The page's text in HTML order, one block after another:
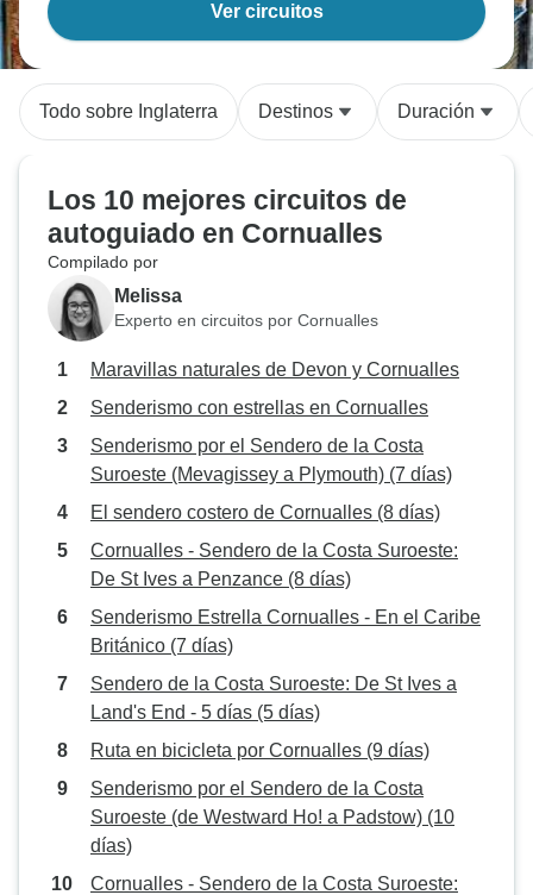
Ver circuitos
Todo sobre Inglaterra Destinos Duración
Los 10 mejores circuitos de
autoguiado en Cornualles
Compilado por
Melissa
Experto en circuitos por Cornualles
Maravillas naturales de Devon y Cornualles
Senderismo con estrellas en Cornualles
Senderismo por el Sendero de la Costa
Suroeste (Mevagissey a Plymouth) (7 días)
El sendero costero de Cornualles (8 días)
Cornualles - Sendero de la Costa Suroeste:
De St Ives a Penzance (8 días)
Senderismo Estrella Cornualles - En el Caribe
Británico (7 días)
Sendero de la Costa Suroeste: De St Ives a
Land's End - 5 días (5 días)
Ruta en bicicleta por Cornualles (9 días)
Senderismo por el Sendero de la Costa
Suroeste (de Westward Ho! a Padstow) (10
días)
Cornualles - Sendero de la Costa Suroeste: